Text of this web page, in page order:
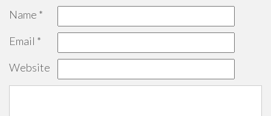
Name *
Email *
Website